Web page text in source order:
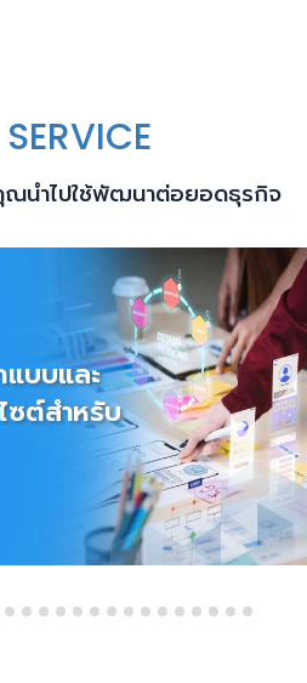
คุณนำไปใช้พัฒนาต่อยอดธุรกิจ
ละ
หรับ